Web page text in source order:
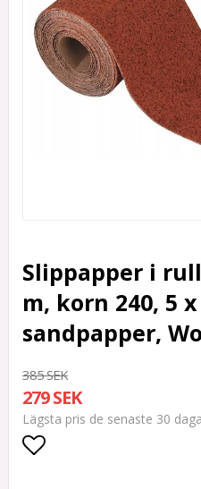
Slippapper i
m, korn 240, 5
sandpapper,
385 SEK
279 SEK
Lägsta pris de senaste 30